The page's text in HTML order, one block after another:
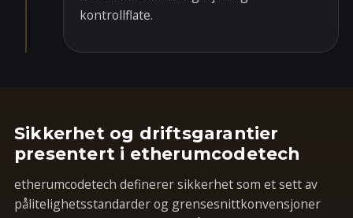
kontrollflate.
Sikkerhet og driftsgarantier
presentert i etherumcodetech
etherumcodetech definerer sikkerhet som et sett av
pålitelighetsstandarder og grensesnittkonvensjoner